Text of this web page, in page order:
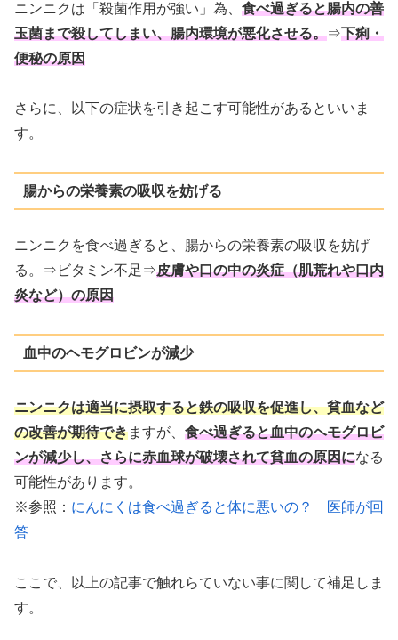
ニンニクは「殺菌作用が強い」為、 食べ過ぎると腸内の善
玉菌まで殺してしまい、腸内環境が悪化させる。⇒下痢・
便秘の原因
さらに、以下の症状を引き起こす可能性があるといいま
す。
腸からの栄養素の吸収を妨げる
ニンニクを食べ過ぎると、腸からの栄養素の吸収を妨げ
る。⇒ビタミン不足⇒皮膚や口の中の炎症（肌荒れや口内
炎など）の原因
血中のヘモグロビンが減少
ニンニクは適当に摂取すると鉄の吸収を促進し、貧血など
の改善が期待できますが、 食べ過ぎると血中のヘモグロビ
ンが減少し、さらに赤血球が破壊されて貧血の原因になる
可能性があります。
※参照： にんにくは食べ過ぎると体に悪いの？ 医師が回
答
ここで、以上の記事で触れらていない事に関して補足しま
す。